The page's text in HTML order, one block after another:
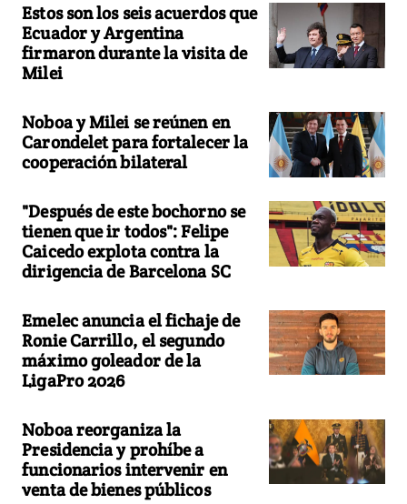
Estos son los seis acuerdos que
Ecuador y Argentina
firmaron durante la visita de
Milei
Noboa y Milei se reúnen en
Carondelet para fortalecer la
cooperación bilateral
"Después de este bochorno se
tienen que ir todos": Felipe
Caicedo explota contra la
dirigencia de Barcelona SC
Emelec anuncia el fichaje de
Ronie Carrillo, el segundo
máximo goleador de la
LigaPro 2026
Noboa reorganiza la
Presidencia y prohíbe a
funcionarios intervenir en
venta de bienes públicos